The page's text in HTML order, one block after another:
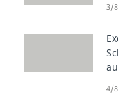
bist
dir
das
3/
4/